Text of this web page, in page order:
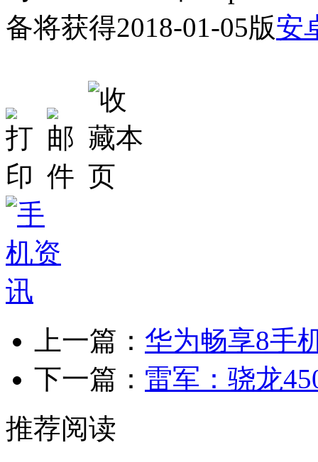
备将获得2018-01-05版安
上一篇： 华为畅享8手
下一篇： 雷军：骁龙
推荐阅读